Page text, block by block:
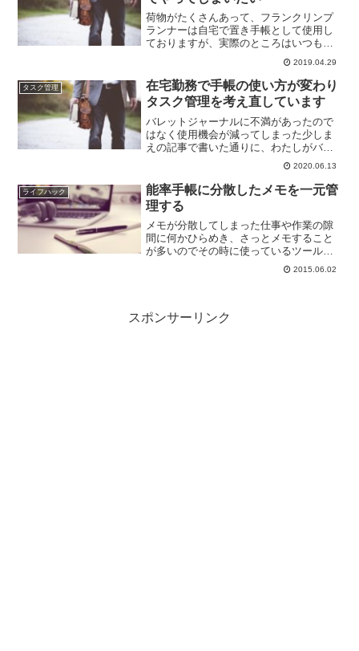
荷物がたくさんあって、フランクリンプ
ランナーは自宅で置き手帳として使用し
ておりますが、実際のところはいつも持
ち歩いていたいのです。手帳が好きだか
らとか趣味嗜好の話ではなくて効率の上
で。今回はこのあたりをまとめてみま
す。その場で書いて、さらに...
2019.04.29
タスク管理
在宅勤務で手帳の使い方が変わり
タスク管理を考え直しています
バレットジャーナルに不満があったので
はなく使用機会が減ってしまった少しま
えの記事で書いた通りに、わたしがバレ
ットジャーナルを使う用途はメインのタ
スク・スケジュール管理ではなくて、移
動中にさくっと確認するために使用する
ということ。そのためにメ...
2020.06.13
ライフハック
能率手帳に分散したメモを一元管
理する
メモが分散してしまった仕事や作業の隙
間に何かひらめき、さっとメモすること
が多いのでその時に使っているツールや
手を伸ばしやすいツールにメモをしてい
ます。出勤時や外出時は測量野帳、PC作
2015.06.02
スポンサーリンク